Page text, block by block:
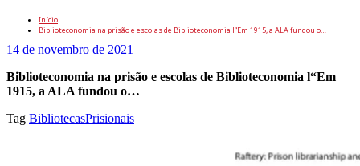
Início
Biblioteconomia na prisão e escolas de Biblioteconomia l“Em 1915, a ALA fundou o…
14 de novembro de 2021
Biblioteconomia na prisão e escolas de Biblioteconomia l“Em
1915, a ALA fundou o…
Tag BibliotecasPrisionais